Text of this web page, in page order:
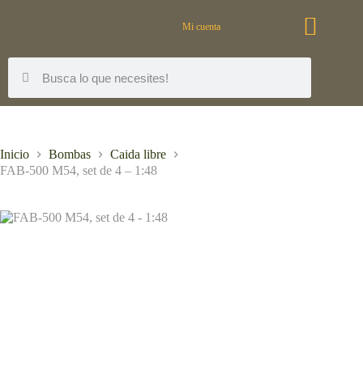
Mi cuenta
Inicio Bombas
Caida libre
FAB-500 M54, set de 4 – 1:48